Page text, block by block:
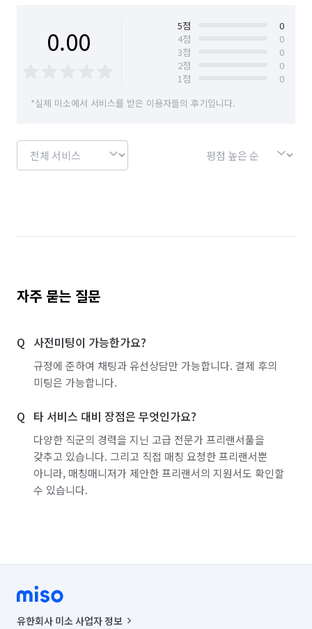
✅ 신축/인테리어 후 청소의 경우 시공 흔적(시멘트, 본드 등)이
(배출 X)
✅ 오염도가 심각한 경우
✅ 비확장구조로 통베란다의 경우
✅ 보조주방 및 현관 전실이 따로 있는 경우
✅ 야외테라스가 있는 경우
✅ 엘리베이터가 없는 경우(3층부터)
✅ 주방 인조대리석 UV코팅(오염 및 스크래치 방지)
✅추가요금은 작업 시작 전 고객님과 협의 후에 진행을 하며
과도하게 부여하지 않고 합리적으로 진행해 드릴 것을
충북 청주시 상당구
충북 청주시 서원구 충북 청주시 청원구
충북 충주시
경기 화성시 동탄구 경기 화성시 효행구
경기 화성시 병점구
0.00 5점
0
4점
0
3점
0
2점
0
1점
0
*실제 미소에서 서비스를 받은 이용자들의 후기입니다.
자주 묻는 질문
사전미팅이 가능한가요?
규정에 준하여 채팅과 유선상담만 가능합니다. 결제 후의
미팅은 가능합니다.
타 서비스 대비 장점은 무엇인가요?
다양한 직군의 경력을 지닌 고급 전문가 프리랜서풀을
갖추고 있습니다. 그리고 직접 매칭 요청한 프리랜서뿐
아니라, 매칭매니저가 제안한 프리랜서의 지원서도 확인할
수 있습니다.
유한회사 미소 사업자 정보